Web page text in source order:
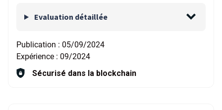
Evaluation détaillée
Publication : 05/09/2024
Expérience : 09/2024
Sécurisé dans la blockchain